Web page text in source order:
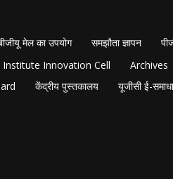
मेल का उपयोग समझौता ज्ञापन
Institute Innovation Cell
Archives
केंद्रीय पुस्तकालय यूजीसी ई-